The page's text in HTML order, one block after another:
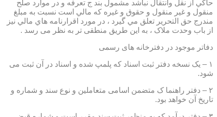
حاكي از نقل وانتقال نباشد مشمول بند ج تعرفه و در موارد صلح
منقول و غير منقول و حقوق و غيره كه مالي است نسبت به مبلغ
مندرج حق التحرير تعلق مي گيرد ، در مورد اقرارنامه هاي مالي نيز
از باب وحدت ملاک ، به این طریق منطقی تر به نظر می رسد .
دفاتر موجود در دفترخانه های رسمی
۱ – یک نسخه دفتر ثبت اسناد که پلمپ شده و اسناد در آن ثبت می
شود.
۲ – دفتر راهنما ک متضمن اسامی متعاملین و نوع سند و شماره و
تاریخ آن خواهد بود.